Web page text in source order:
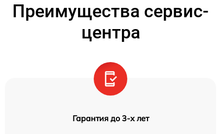
Преимущества сервис-
центра
Гарантия до 3-х лет